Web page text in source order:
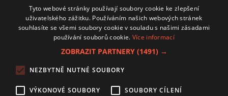
Přihlášením k newsletteru vyjadřujete svůj souhlas spodmínkami
zpracování osobních údajů.
Zásady používání souborů cookies
Autoři
CZECH
Tyto webové stránky používají soubory cookie ke zlepšení
uživatelského zážitku. Používáním našich webových stránek
souhlasíte se všemi soubory cookie v souladu s našimi zásadami
používání souborů cookie. Více informací
ZOBRAZIT PARTNERY (1491) →
NEZBYTNĚ NUTNÉ SOUBORY
VÝKONOVÉ SOUBORY SOUBORY CÍLENÍ